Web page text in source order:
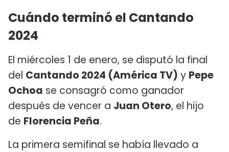
Cuándo terminó el Cantando
2024
El miércoles 1 de enero, se disputó la final
del Cantando 2024 (América TV) y Pepe
Ochoa se consagró como ganador
después de vencer a Juan Otero, el hijo
de Florencia Peña.
La primera semifinal se había llevado a